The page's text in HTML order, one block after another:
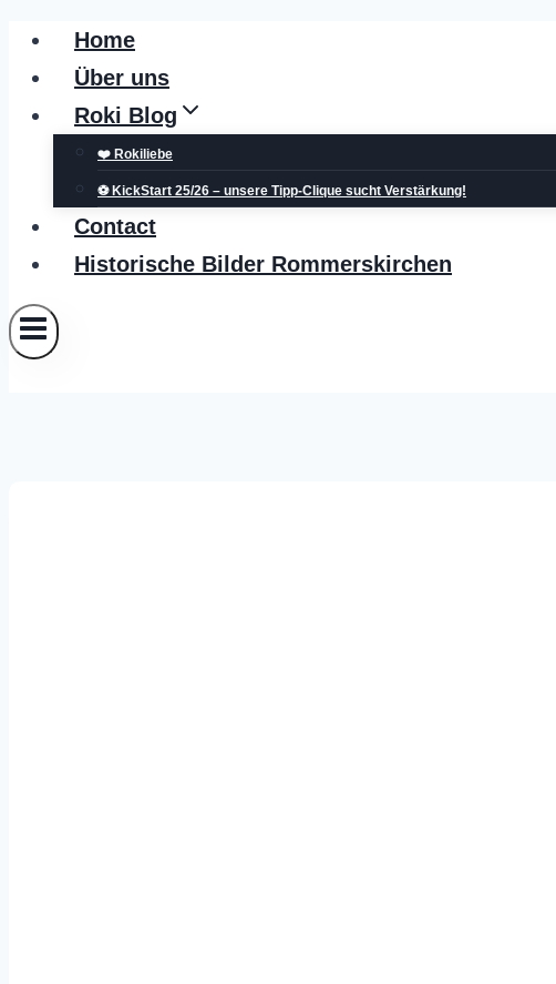
Zum
Inhalt
springen
Home
Über uns
Roki Blog
❤️ Rokiliebe
⚽ KickStart 25/26 – unsere Tipp-Clique sucht Verstärkung!
Contact
Historische Bilder Rommerskirchen